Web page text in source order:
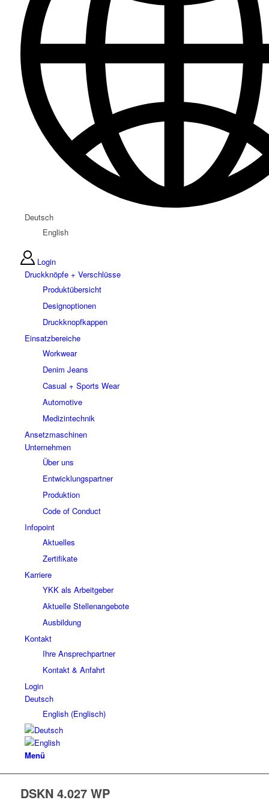
Deutsch
English
Login
Druckknöpfe + Verschlüsse
Produktübersicht
Designoptionen
Druckknopfkappen
Einsatzbereiche
Workwear
Denim Jeans
Casual + Sports Wear
Automotive
Medizintechnik
Ansetzmaschinen
Unternehmen
Über uns
Entwicklungspartner
Produktion
Code of Conduct
Infopoint
Aktuelles
Zertifikate
Karriere
YKK als Arbeitgeber
Aktuelle Stellenangebote
Ausbildung
Kontakt
Ihre Ansprechpartner
Kontakt & Anfahrt
Login
Deutsch
English(Englisch)
Menü
DSKN 4.027 WP